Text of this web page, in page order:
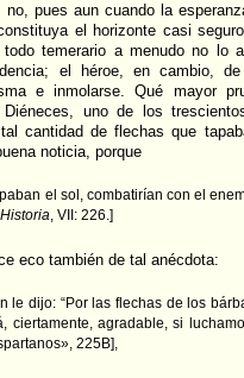
no, pues aun cuando la
el horizonte casi
temerario a menudo no lo
el héroe, en cambio,
e inmolarse. Qué mayor
uno de los
cantidad de flechas que
noticia, porque
el sol, combatirían con el
Historia, VII: 226.]
eco también de tal anécdota:
le dijo: “Por las flechas de los
ciertamente, agradable, si
225B],